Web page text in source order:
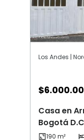
Los Andes |
$
Casa en
Bogotá